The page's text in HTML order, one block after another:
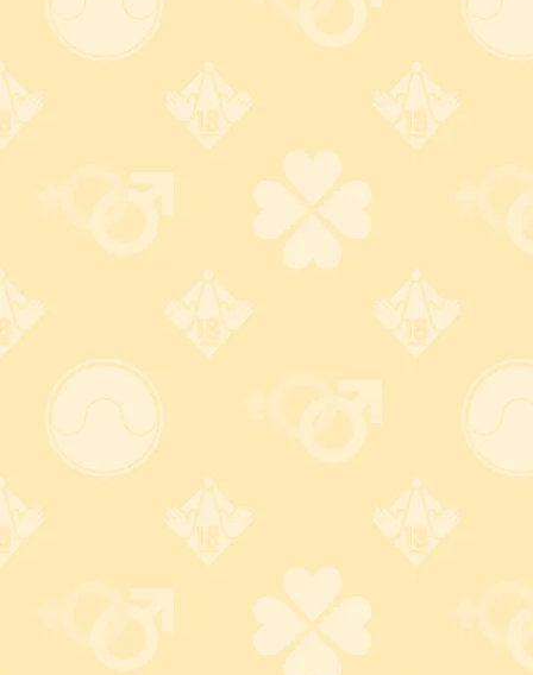
12個入/グラマラスバタフライ・モイ
792円 (税込)
ぬくもり溢れる快感! ティーンの声をカタチにしたコンド
ーム! 初めてでも安心な、女性にやさしいジェルトップ加
ベネトン500(6個入)
円 (税込)
ジェル(潤滑ゼリー)付コンドーム6個入り
もっと楽しくお買い物しよう！
バレない梱包で安心注文！
無地のダンボール梱包＋伝票
イ) 、品名は「電気製品」で発
変更OK!
カードもセキュリテイ万
ト決済会社のページに直接入
力する為、安心！ 大手3大ブラ
ンド使えて便利！